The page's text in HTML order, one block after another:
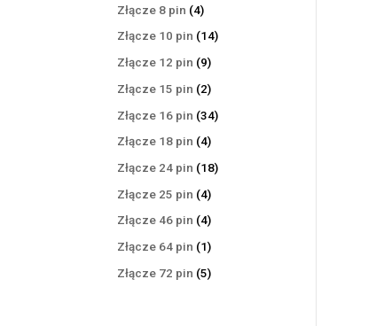
Złącze 8 pin 44
produkty
Złącze 10 pin 1414
Złącze 12 pin 99
produktów
Złącze 15 pin 22
produkty
Złącze 16 pin 3434
Złącze 18 pin 44
produkty
Złącze 24 pin 1818
Złącze 25 pin 44
produkty
Złącze 46 pin 44
produkty
Złącze 64 pin 11
produkt
Złącze 72 pin 55